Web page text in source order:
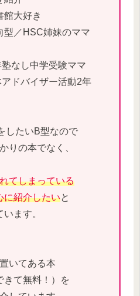
大好き
／HSC姉妹のママ
なし中学受験ママ
ドバイザー活動2年
したいB型なので
りの本でなく、
てしまっている
に紹介したいと
います。
いてある本
きて無料！）を